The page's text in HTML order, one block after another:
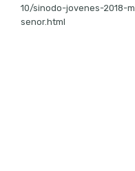
10/sinodo-jovenes-2018-
senor.html